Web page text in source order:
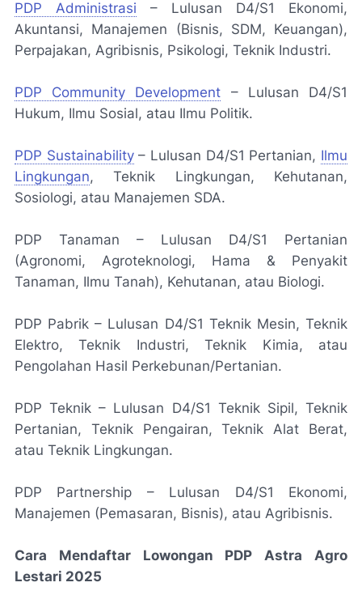
PDP Administrasi – Lulusan D4/S1 Ekonomi,
Akuntansi, Manajemen (Bisnis, SDM, Keuangan),
Perpajakan, Agribisnis, Psikologi, Teknik Industri.
PDP Community Development – Lulusan D4/S1
Hukum, Ilmu Sosial, atau Ilmu Politik.
PDP Sustainability– Lulusan D4/S1 Pertanian, Ilmu
Lingkungan, Teknik Lingkungan, Kehutanan,
Sosiologi, atau Manajemen SDA.
PDP Tanaman – Lulusan D4/S1 Pertanian
(Agronomi, Agroteknologi, Hama & Penyakit
Tanaman, Ilmu Tanah), Kehutanan, atau Biologi.
PDP Pabrik – Lulusan D4/S1 Teknik Mesin, Teknik
Elektro, Teknik Industri, Teknik Kimia, atau
Pengolahan Hasil Perkebunan/Pertanian.
PDP Teknik – Lulusan D4/S1 Teknik Sipil, Teknik
Pertanian, Teknik Pengairan, Teknik Alat Berat,
atau Teknik Lingkungan.
PDP Partnership – Lulusan D4/S1 Ekonomi,
Manajemen (Pemasaran, Bisnis), atau Agribisnis.
Cara Mendaftar Lowongan PDP Astra Agro
Lestari 2025